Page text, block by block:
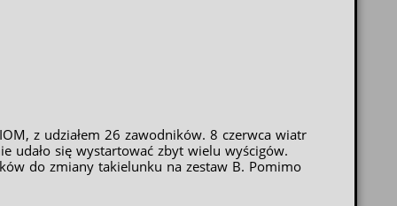
z udziałem 26 zawodników. 8 czerwca wiatr
udało się wystartować zbyt wielu wyścigów.
do zmiany takielunku na zestaw B. Pomimo